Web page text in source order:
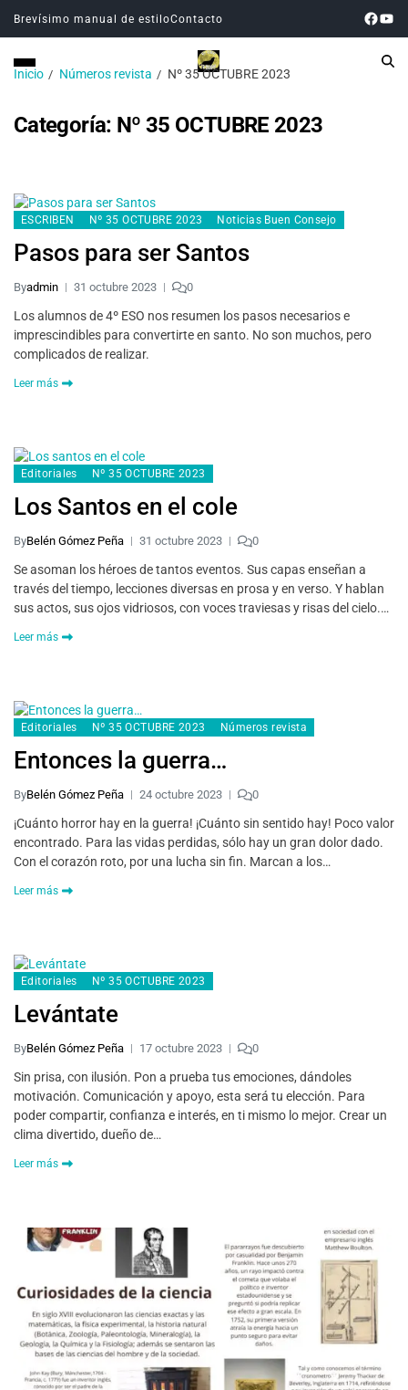
Brevísimo manual de estiloContacto
Inicio Números revista Nº 35 OCTUBRE 2023
Categoría: Nº 35 OCTUBRE 2023
ESCRIBEN Nº 35 OCTUBRE 2023 Noticias Buen Consejo
Pasos para ser Santos
Byadmin 31 octubre 2023 0
Los alumnos de 4º ESO nos resumen los pasos necesarios e
imprescindibles para convertirte en santo. No son muchos, pero
complicados de realizar.
Leer más
Editoriales Nº 35 OCTUBRE 2023
Los Santos en el cole
ByBelén Gómez Peña 31 octubre 2023 0
Se asoman los héroes de tantos eventos. Sus capas enseñan a
través del tiempo, lecciones diversas en prosa y en verso. Y hablan
sus actos, sus ojos vidriosos, con voces traviesas y risas del cielo.…
Leer más
Editoriales Nº 35 OCTUBRE 2023 Números revista
Entonces la guerra…
ByBelén Gómez Peña 24 octubre 2023 0
¡Cuánto horror hay en la guerra! ¡Cuánto sin sentido hay! Poco valor
encontrado. Para las vidas perdidas, sólo hay un gran dolor dado.
Con el corazón roto, por una lucha sin fin. Marcan a los…
Leer más
Editoriales Nº 35 OCTUBRE 2023
Levántate
ByBelén Gómez Peña 17 octubre 2023 0
Sin prisa, con ilusión. Pon a prueba tus emociones, dándoles
motivación. Comunicación y apoyo, esta será tu elección. Para
poder compartir, confianza e interés, en ti mismo lo mejor. Crear un
clima divertido, dueño de…
Leer más